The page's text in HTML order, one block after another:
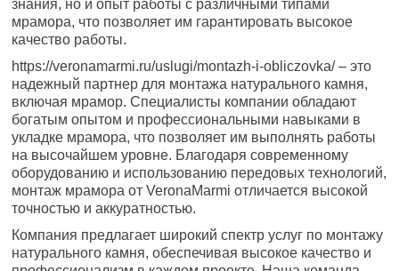
знания, но и опыт работы с различными типами
мрамора, что позволяет им гарантировать высокое
качество работы.
https://veronamarmi.ru/uslugi/montazh-i-obliczovka/ – это
надежный партнер для монтажа натурального камня,
включая мрамор. Специалисты компании обладают
богатым опытом и профессиональными навыками в
укладке мрамора, что позволяет им выполнять работы
на высочайшем уровне. Благодаря современному
оборудованию и использованию передовых технологий,
монтаж мрамора от VeronaMarmi отличается высокой
точностью и аккуратностью.
Компания предлагает широкий спектр услуг по монтажу
натурального камня, обеспечивая высокое качество и